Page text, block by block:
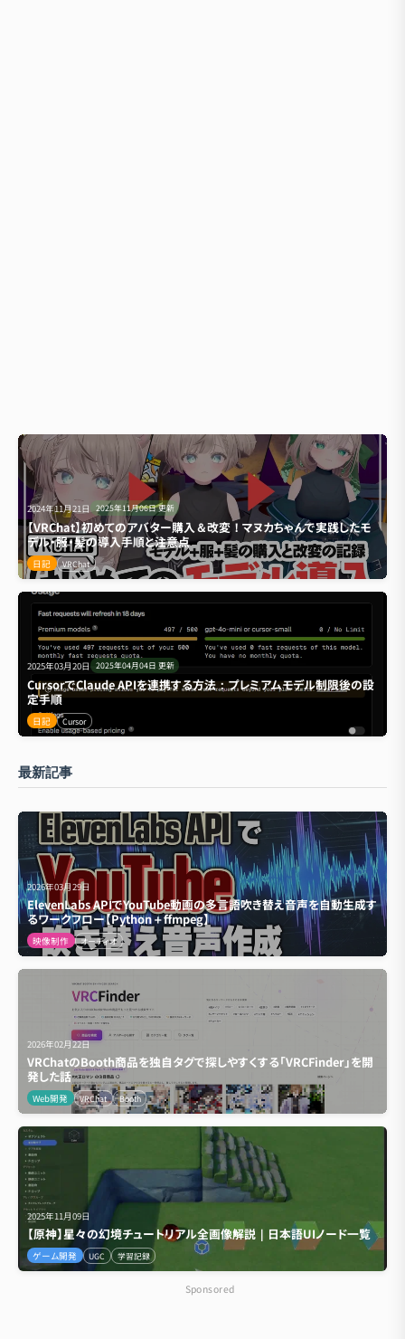
2024年11月21日 2025年11月06日更新
【VRChat】初めてのアバター購入＆改変！マヌカちゃんで実践したモ
デル・服・髪の導入手順と注意点
日記 VRChat
2025年03月20日 2025年04月04日 更新
CursorでClaude APIを連携する方法：プレミアムモデル制限後の設
定手順
日記 Cursor
最新記事
2026年03月29日
ElevenLabs APIでYouTube動画の多言語吹き替え音声を自動生成す
るワークフロー【Python＋ffmpeg】
映像制作 オーディオ
2026年02月22日
VRChatのBooth商品を独自タグで探しやすくする「VRCFinder」を開
発した話
Web開発 VRChat Booth
2025年11月09日
【原神】星々の幻境チュートリアル全画像解説｜日本語UIノード一覧
ゲーム開発 UGC 学習記録
Sponsored